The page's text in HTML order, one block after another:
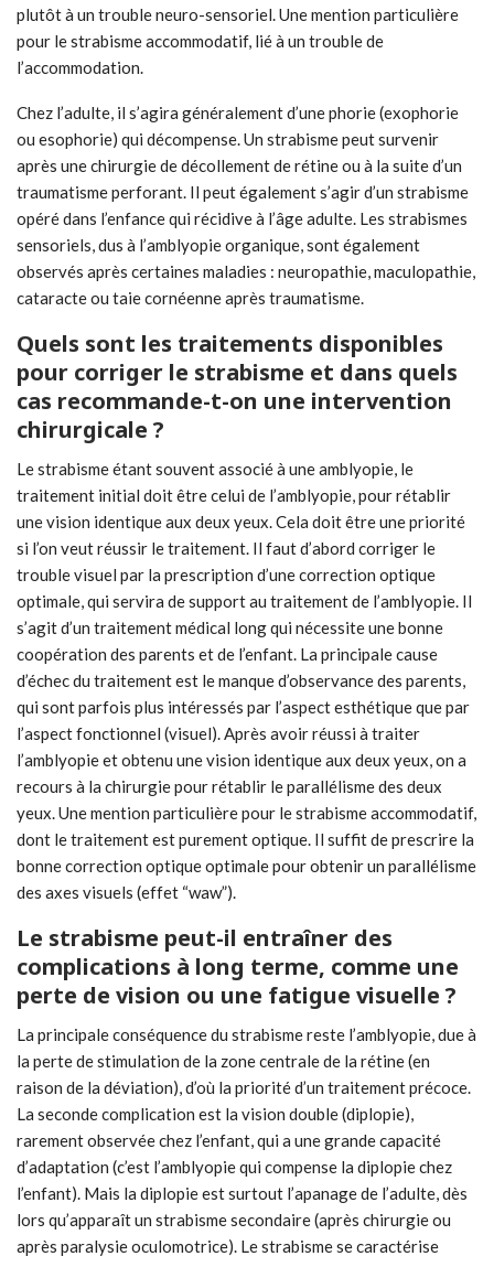
plutôt à un trouble neuro-sensoriel. Une mention particulière
pour le strabisme accommodatif, lié à un trouble de
l’accommodation.
Chez l’adulte, il s’agira généralement d’une phorie (exophorie
ou esophorie) qui décompense. Un strabisme peut survenir
après une chirurgie de décollement de rétine ou à la suite d’un
traumatisme perforant. Il peut également s’agir d’un strabisme
opéré dans l’enfance qui récidive à l’âge adulte. Les strabismes
sensoriels, dus à l’amblyopie organique, sont également
observés après certaines maladies : neuropathie, maculopathie,
cataracte ou taie cornéenne après traumatisme.
Quels sont les traitements disponibles
pour corriger le strabisme et dans quels
cas recommande-t-on une intervention
chirurgicale ?
Le strabisme étant souvent associé à une amblyopie, le
traitement initial doit être celui de l’amblyopie, pour rétablir
une vision identique aux deux yeux. Cela doit être une priorité
si l’on veut réussir le traitement. Il faut d’abord corriger le
trouble visuel par la prescription d’une correction optique
optimale, qui servira de support au traitement de l’amblyopie. Il
s’agit d’un traitement médical long qui nécessite une bonne
coopération des parents et de l’enfant. La principale cause
d’échec du traitement est le manque d’observance des parents,
qui sont parfois plus intéressés par l’aspect esthétique que par
l’aspect fonctionnel (visuel). Après avoir réussi à traiter
l’amblyopie et obtenu une vision identique aux deux yeux, on a
recours à la chirurgie pour rétablir le parallélisme des deux
yeux. Une mention particulière pour le strabisme accommodatif,
dont le traitement est purement optique. Il suffit de prescrire la
bonne correction optique optimale pour obtenir un parallélisme
des axes visuels (effet “waw”).
Le strabisme peut-il entraîner des
complications à long terme, comme une
perte de vision ou une fatigue visuelle ?
La principale conséquence du strabisme reste l’amblyopie, due à
la perte de stimulation de la zone centrale de la rétine (en
raison de la déviation), d’où la priorité d’un traitement précoce.
La seconde complication est la vision double (diplopie),
rarement observée chez l’enfant, qui a une grande capacité
d’adaptation (c’est l’amblyopie qui compense la diplopie chez
l’enfant). Mais la diplopie est surtout l’apanage de l’adulte, dès
lors qu’apparaît un strabisme secondaire (après chirurgie ou
après paralysie oculomotrice). Le strabisme se caractérise